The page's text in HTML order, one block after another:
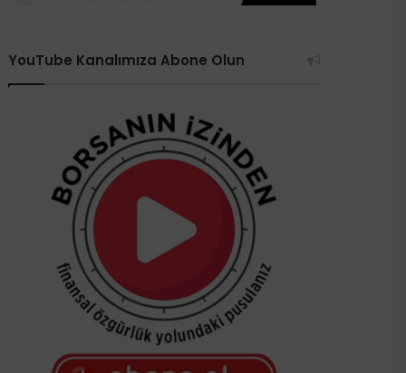
YouTube Kanalımıza Abone Olun